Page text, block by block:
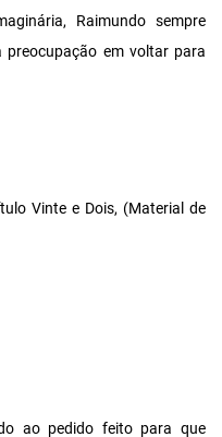
Raimundo sempre
em voltar para
Vinte e Dois, (Material de
ao pedido feito para que